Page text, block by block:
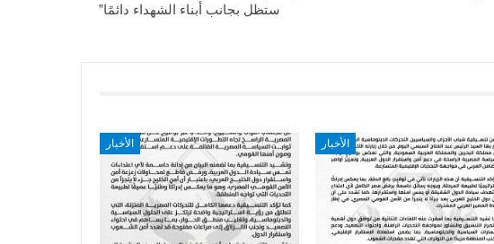
ستظل بجانب أبناء الشهداء دائمًا”
الأخبار الأخبار